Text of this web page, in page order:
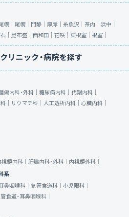
幌｜ 尾幌｜ 門静｜ 厚岸｜ 糸魚沢｜ 茶内｜ 浜中｜
｜ 昆布盛｜ 西和田｜ 花咲｜ 東根室｜ 根室｜
リニック・病院を探す
瘍内科・外科｜ 糖尿病内科｜ 代謝内科｜
｜ リウマチ科｜ 人工透析内科｜ 心臓内科｜
視鏡内科｜ 肝臓内科・外科｜ 内視鏡外科｜
系
鼻咽喉科｜ 気管食道科｜ 小児眼科｜
食道・耳鼻咽喉科｜